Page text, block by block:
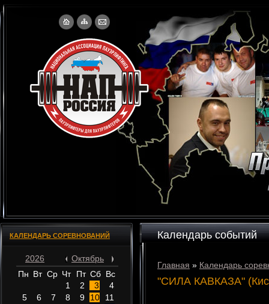
КАЛЕНДАРЬ СОРЕВНОВАНИЙ
2026
Октябрь
Пн Вт Ср Чт Пт Сб Вс
1
2 3
4
5
6 7 8 9 10
11
Календарь событий
Главная » Календарь
"СИЛА КАВКАЗА"